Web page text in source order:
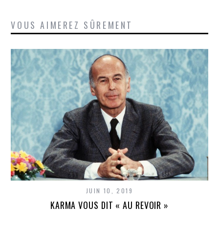
VOUS AIMEREZ SÛREMENT
JUIN 10, 2019
KARMA VOUS DIT « AU REVOIR »